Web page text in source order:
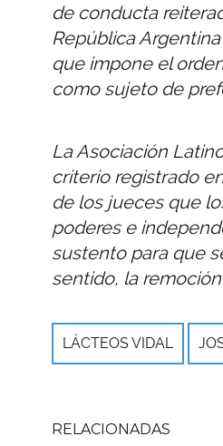
de conducta
República
que impone el
como sujeto de
La Asociación
criterio registrado
de los jueces que
poderes e
sustento para que
sentido, la
LÁCTEOS VIDAL
RELACIONADAS